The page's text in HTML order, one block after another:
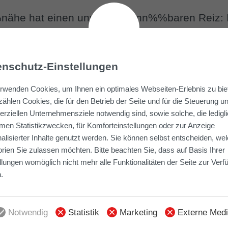
hat einen unver%%kenn%%baren Reiz:
Klein%%ge%%werbe und
Charme und Hafen%%flair. In dieser
Das Döpker-Projekt umfasst
etwa 60 Pro%%zent geför%%dertem
Mit zwei bis fünf Zimmern und 48 bis 110
attrak%%tiven Wohn%%raum für kleine
mit aktuellen Auf%%nahmen zeigt Ihnen
Einstellungen
Cookies, um Ihnen ein optimales Webseiten-Erlebnis zu
Cookies, die für den Betrieb der Seite und für die Steuerung
Unternehmensziele notwendig sind, sowie solche, die
Statistikzwecken, für Komforteinstellungen oder zur Anzeige
Inhalte genutzt werden. Sie können selbst entscheiden,
Sie zulassen möchten. Bitte beachten Sie, dass auf Basis Ihrer
womöglich nicht mehr alle Funktionalitäten der Seite zur
Notwendig Statistik Marketing Externe